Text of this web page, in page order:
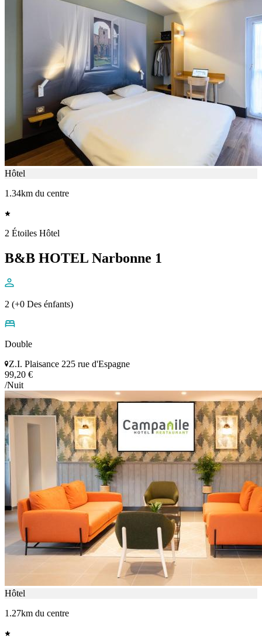
Hôtel
1.34km du centre
2 Étoiles Hôtel
B&B HOTEL Narbonne 1
2 (+0 Des énfants)
Double
Z.I. Plaisance 225 rue d'Espagne
99,20 €
/Nuit
Hôtel
1.27km du centre